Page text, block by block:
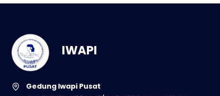
IWAPI
Gedung Iwapi Pusat